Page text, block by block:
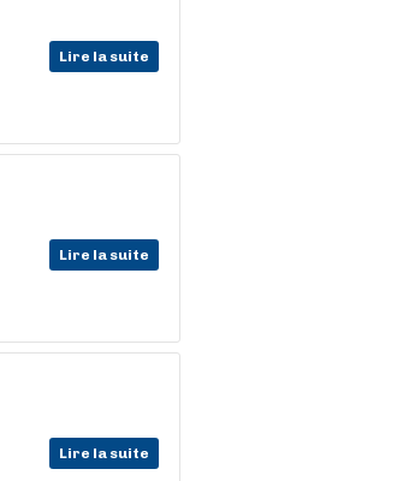
Lire la suite
Lire la suite
Lire la suite